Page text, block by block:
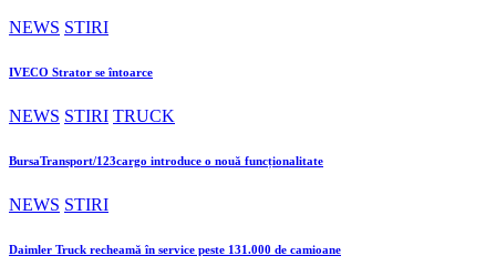
NEWS STIRI
IVECO Strator se întoarce
NEWS STIRI TRUCK
BursaTransport/123cargo introduce o nouă funcționalitate
NEWS STIRI
Daimler Truck recheamă în service peste 131.000 de camioane